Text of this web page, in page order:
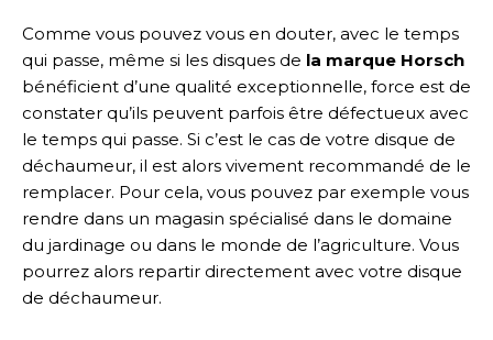
Comme vous pouvez vous en douter, avec le temps
qui passe, même si les disques de la marque Horsch
bénéficient d’une qualité exceptionnelle, force est de
constater qu’ils peuvent parfois être défectueux avec
le temps qui passe. Si c’est le cas de votre disque de
déchaumeur, il est alors vivement recommandé de le
remplacer. Pour cela, vous pouvez par exemple vous
rendre dans un magasin spécialisé dans le domaine
du jardinage ou dans le monde de l’agriculture. Vous
pourrez alors repartir directement avec votre disque
de déchaumeur.